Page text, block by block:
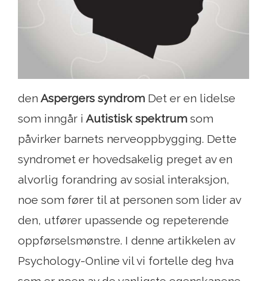
den Aspergers syndrom Det er en lidelse
som inngår i Autistisk spektrum som
påvirker barnets nerveoppbygging. Dette
syndromet er hovedsakelig preget av en
alvorlig forandring av sosial interaksjon,
noe som fører til at personen som lider av
den, utfører upassende og repeterende
oppførselsmønstre. I denne artikkelen av
Psychology-Online vil vi fortelle deg hva